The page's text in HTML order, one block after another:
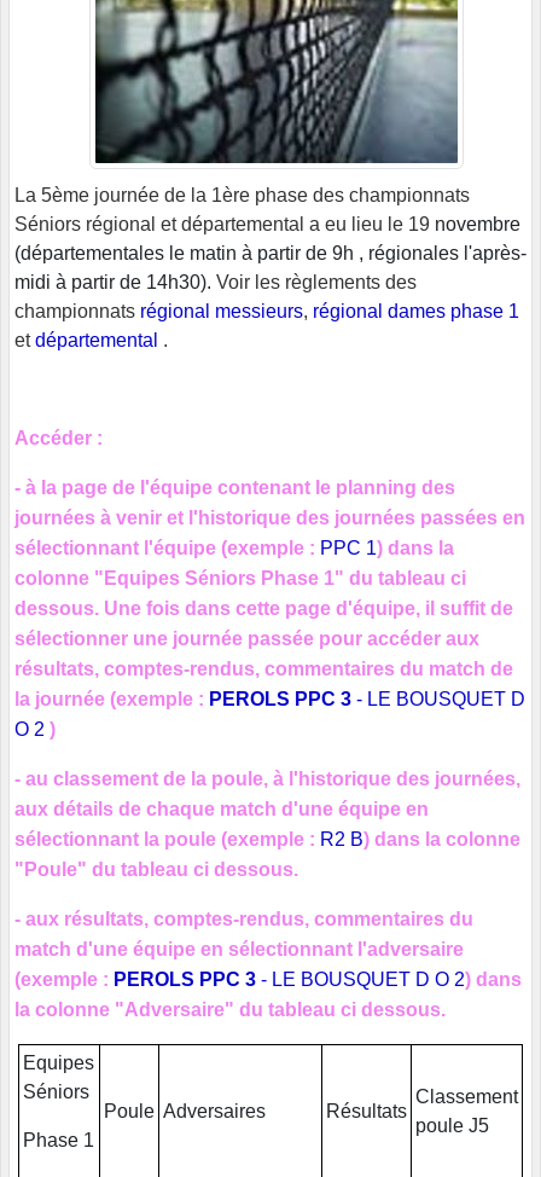
La 5ème journée de la 1ère phase des championnats
Séniors régional et départemental a eu lieu le 19 novembre
(départementales le matin à partir de 9h , régionales l'après-
midi à partir de 14h30). Voir les règlements des
championnats régional messieurs, régional dames phase 1
etdépartemental .
Accéder :
- à la page de l'équipe contenant le planning des
journées à venir et l'historique des journées passées en
sélectionnant l'équipe (exemple : PPC 1) dans la
colonne "Equipes Séniors Phase 1" du tableau ci
dessous. Une fois dans cette page d'équipe, il suffit de
sélectionner une journée passée pour accéder aux
résultats, comptes-rendus, commentaires du match de
la journée (exemple : PEROLS PPC 3 - LE BOUSQUET D
O 2 )
- au classement de la poule, à l'historique des journées,
aux détails de chaque match d'une équipe en
sélectionnant la poule (exemple : R2 B) dans la colonne
"Poule" du tableau ci dessous.
- aux résultats, comptes-rendus, commentaires du
match d'une équipe en sélectionnant l'adversaire
(exemple : PEROLS PPC 3 - LE BOUSQUET D O 2) dans
la colonne "Adversaire" du tableau ci dessous.
Equipes
Séniors
Phase 1
Poule Adversaires Résultats
Classement
poule J5